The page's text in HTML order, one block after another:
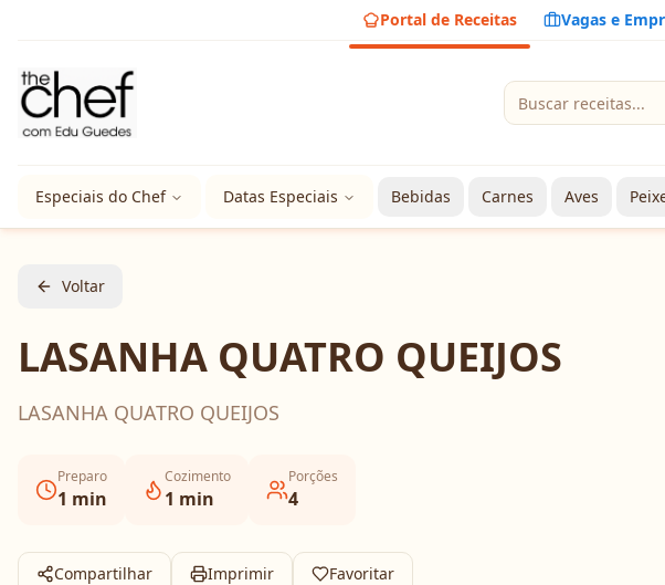
Portal de Receitas Vagas e
Especiais do Chef Datas Especiais Bebidas Carnes Aves
Voltar
LASANHA QUATRO QUEIJOS
LASANHA QUATRO QUEIJOS
Preparo
1 min
Cozimento
1 min
Porções
4
Compartilhar Imprimir Favoritar